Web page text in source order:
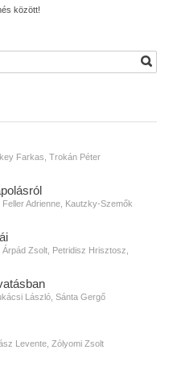
között!
Farkas, Trokán Péter
Adrienne, Kautzky-Szemők
Zsolt, Petridisz Hrisztosz,
László, Sánta Gergő
Levente, Zólyomi Zsolt